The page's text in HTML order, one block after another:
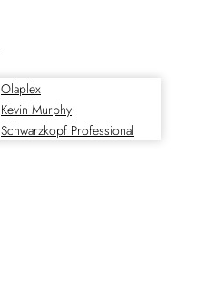
Olaplex
Kevin Murphy
Schwarzkopf Professional